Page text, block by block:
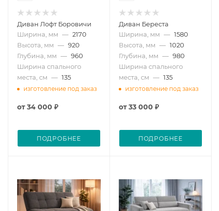
Диван Лофт Боровичи
Ширина, мм — 2170
Высота, мм — 920
Глубина, мм — 960
Ширина спального
места, см — 135
изготовление под заказ
от34 000 ₽
ПОДРОБНЕЕ
Диван Береста
Ширина, мм — 1580
Высота, мм — 1020
Глубина, мм — 980
Ширина спального
места, см — 135
изготовление под заказ
от33 000 ₽
ПОДРОБНЕЕ